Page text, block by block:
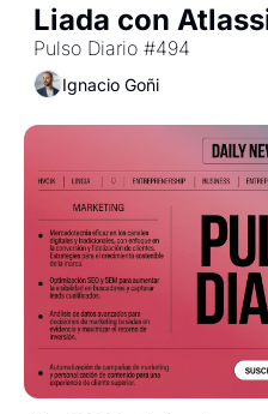
Liada con
Pulso Diario #494
Ignacio Goñi